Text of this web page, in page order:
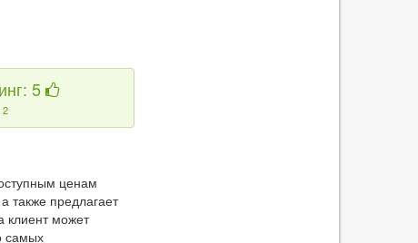
5
2
ценам
также предлагает
клиент может
самых